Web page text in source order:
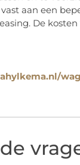
aan een
De